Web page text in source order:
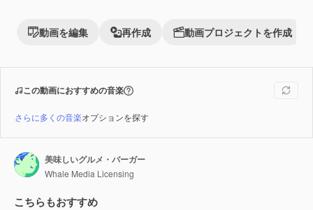
動画を編集 再作成 動画プロジェクトを作成
この動画におすすめの音楽
さらに多くの音楽オプションを探す
美味しいグルメ・バーガー
Whale Media Licensing
こちらもおすすめ